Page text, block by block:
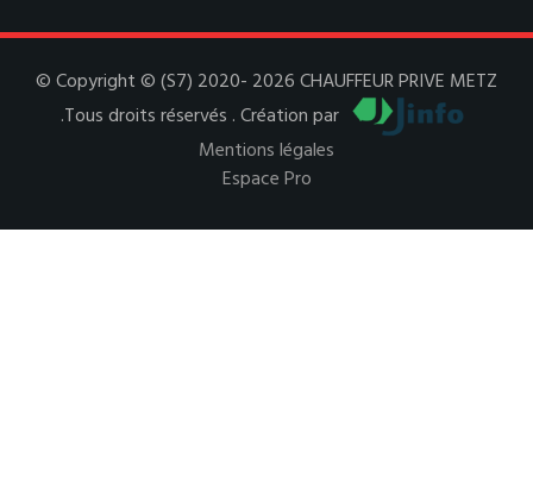
© Copyright © (S7) 2020- 2026 CHAUFFEUR PRIVE METZ
.Tous droits réservés . Création par
Mentions légales
Espace Pro